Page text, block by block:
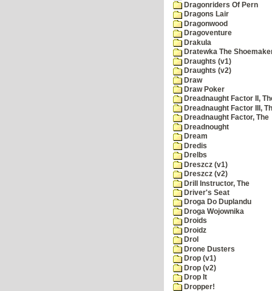
Dragonriders Of Pern
Dragons Lair
Dragonwood
Dragoventure
Drakula
Dratewka The
Draughts (v1)
Draughts (v2)
Draw
Draw Poker
Dreadnaught Factor II,
Dreadnaught Factor III,
Dreadnaught Factor, The
Dreadnought
Dream
Dredis
Drelbs
Dreszcz (v1)
Dreszcz (v2)
Drill Instructor, The
Driver's Seat
Droga Do Duplandu
Droga Wojownika
Droids
Droidz
Drol
Drone Dusters
Drop (v1)
Drop (v2)
Drop It
Dropper!